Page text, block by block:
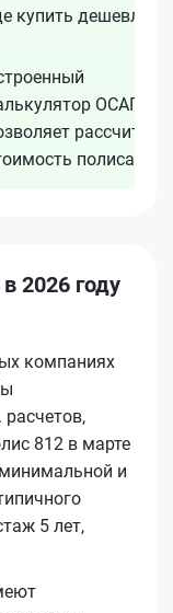
купить дешевле
ОСАГО
рассчитать
полиса
2026 году
компаниях
812 в марте
и
5 лет,